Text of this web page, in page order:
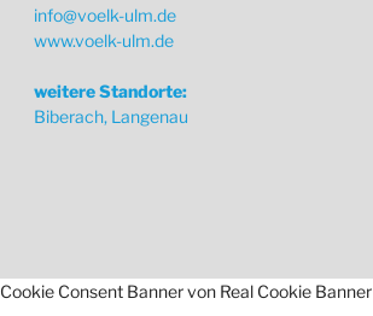
info@voelk-ulm.de
www.voelk-ulm.de
weitere Standorte:
Biberach, Langenau
Cookie Consent Banner von Real Cookie Banner